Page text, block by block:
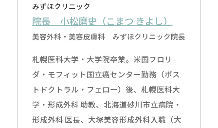
みずほクリニック
院長 小松磨史（こまつ きよし）
美容外科・美容皮膚科 みずほクリニック院長
札幌医科大学・大学院卒業。米国フロリ
ダ・モフィット国立癌センター勤務（ポス
トドクトラル・フェロー）後、札幌医科大
学・形成外科 助教、北海道砂川市立病院・
形成外科 医長、大塚美容形成外科入職（大